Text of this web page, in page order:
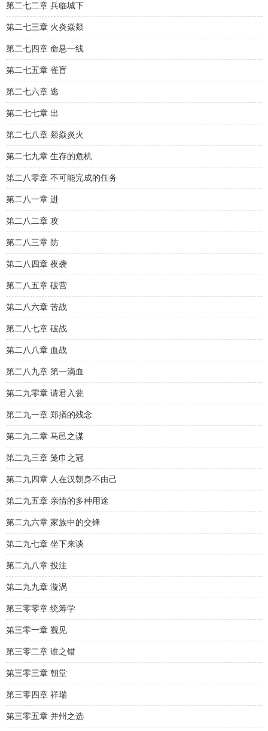
第二七二章 兵临城下
第二七三章 火炎焱燚
第二七四章 命悬一线
第二七五章 雀盲
第二七六章 逃
第二七七章 出
第二七八章 燚焱炎火
第二七九章 生存的危机
第二八零章 不可能完成的任务
第二八一章 进
第二八二章 攻
第二八三章 防
第二八四章 夜袭
第二八五章 破营
第二八六章 苦战
第二八七章 破战
第二八八章 血战
第二八九章 第一滴血
第二九零章 请君入瓮
第二九一章 郑揂的残念
第二九二章 马邑之谋
第二九三章 笼巾之冠
第二九四章 人在汉朝身不由己
第二九五章 亲情的多种用途
第二九六章 家族中的交锋
第二九七章 坐下来谈
第二九八章 投注
第二九九章 漩涡
第三零零章 统筹学
第三零一章 觐见
第三零二章 谁之错
第三零三章 朝堂
第三零四章 祥瑞
第三零五章 并州之选